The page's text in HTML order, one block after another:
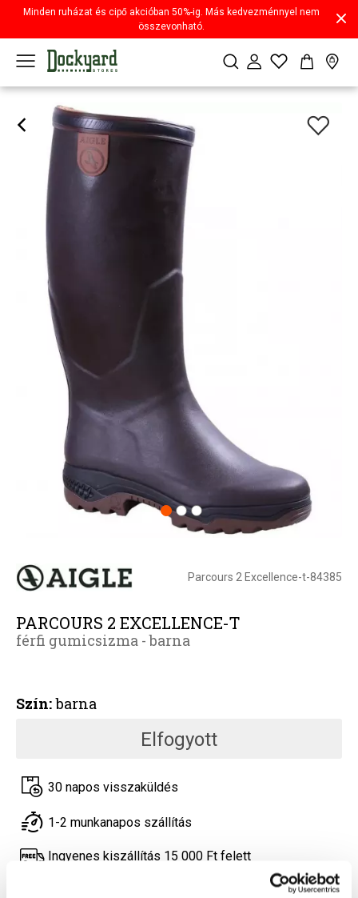
Minden ruházat és cipő akcióban 50%-ig. Más kedvezménnyel nem
összevonható.
Parcours 2 Excellence-t-84385
PARCOURS 2 EXCELLENCE-T
férfi gumicsizma - barna
Szín: barna
Elfogyott
30 napos visszaküldés
1-2 munkanapos szállítás
Ingyenes kiszállítás 15 000 Ft felett